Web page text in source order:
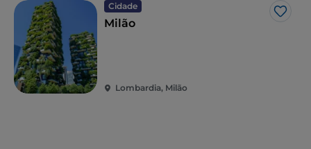
Cidade
Milão
Lombardia, Milão